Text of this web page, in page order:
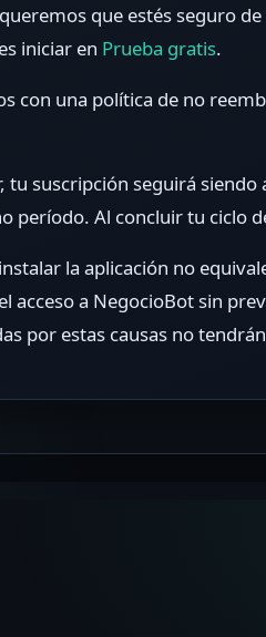
que estés seguro
iniciar en Prueba gratis.
con una política de no
tu suscripción seguirá
período. Al concluir tu ciclo
la aplicación no
a NegocioBot sin
por estas causas no